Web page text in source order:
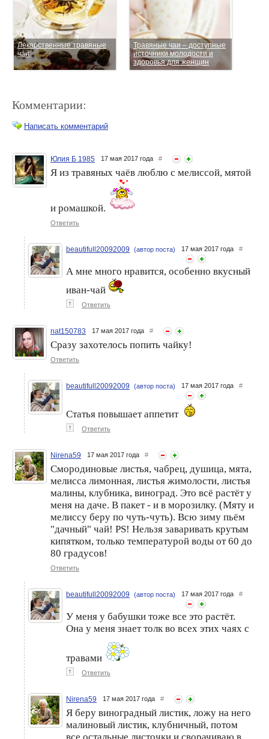
Лекарственные травяные
чаи
Травяные чаи – доступные
источники молодости и
здоровья для женщин
Открываем силу трав -
иван-чай Капорский
Легкий травяной аромат и
Комментарии:
Написать комментарий
Юлия Б 1985 17 мая 2017 года #
Я из травяных чаёв люблю с мелиссой, мятой
и ромашкой.
Ответить
beautifull20092009 (автор поста) 17 мая 2017 года #
А мне много нравится, особенно вкусный
иван-чай
↑ Ответить
nat150783 17 мая 2017 года #
Сразу захотелось попить чайку!
Ответить
beautifull20092009 (автор поста) 17 мая 2017 года #
Статья повышает аппетит
↑ Ответить
Nirena59 17 мая 2017 года #
Смородиновые листья, чабрец, душица, мята,
мелисса лимонная, листья жимолости, листья
малины, клубника, виноград. Это всё растёт у
меня на даче. В пакет - и в морозилку. (Мяту и
мелиссу беру по чуть-чуть). Всю зиму пьём
"дачный" чай! PS! Нельзя заваривать крутым
кипятком, только температурой воды от 60 до
80 градусов!
Ответить
beautifull20092009 (автор поста) 17 мая 2017 года #
У меня у бабушки тоже все это растёт.
Она у меня знает толк во всех этих чаях с
травами
↑ Ответить
Nirena59 17 мая 2017 года #
Я беру виноградный листик, ложу на него
малиновый листик, клубничный, потом